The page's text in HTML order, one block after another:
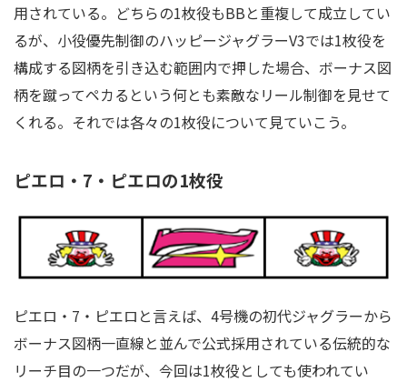
用されている。どちらの1枚役もBBと重複して成立してい
るが、小役優先制御のハッピージャグラーV3では1枚役を
構成する図柄を引き込む範囲内で押した場合、ボーナス図
柄を蹴ってペカるという何とも素敵なリール制御を見せて
くれる。それでは各々の1枚役について見ていこう。
ピエロ・7・ピエロの1枚役
ピエロ・7・ピエロと言えば、4号機の初代ジャグラーから
ボーナス図柄一直線と並んで公式採用されている伝統的な
リーチ目の一つだが、今回は1枚役としても使われてい